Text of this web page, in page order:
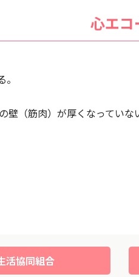
心エコ
壁（筋肉）が厚くなってい
活協同組合